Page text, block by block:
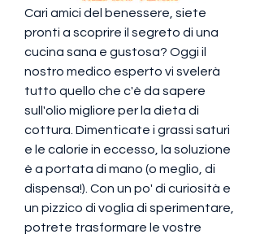
Cari amici del benessere, siete
pronti a scoprire il segreto di una
cucina sana e gustosa? Oggi il
nostro medico esperto vi svelerà
tutto quello che c'è da sapere
sull'olio migliore per la dieta di
cottura. Dimenticate i grassi saturi
e le calorie in eccesso, la soluzione
è a portata di mano (o meglio, di
dispensa!). Con un po' di curiosità e
un pizzico di voglia di sperimentare,
potrete trasformare le vostre